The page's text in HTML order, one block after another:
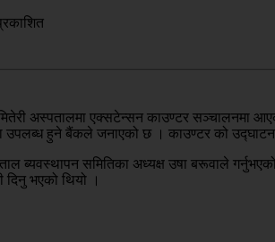
अस्पतालमा एक्सटेन्सन काउण्टर सञ्चालनमा
उपलब्ध हुने बैंकले जनाएको छ । काउण्टर को
ब्यवस्थापन समितिका अध्यक्ष उषा बरूवाले
दिनु भएको थियो ।